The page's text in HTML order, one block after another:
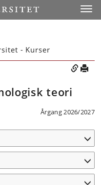
- Kurser
teori
Årgang 2026/2027